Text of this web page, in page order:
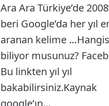
Ara Ara Türkiye’de
beri Google’da her yıl
aranan kelime
biliyor musunuz?
Bu linkten yıl yıl
bakabilirsiniz.Kaynak
google’ın…